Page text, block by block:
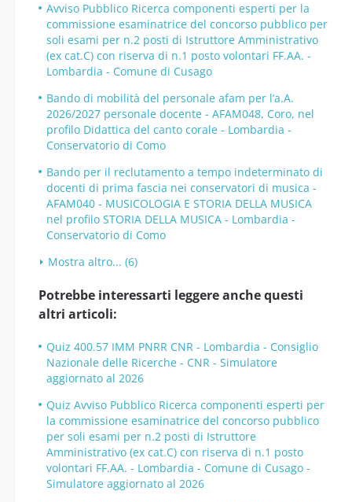
Avviso Pubblico Ricerca componenti esperti per la
commissione esaminatrice del concorso pubblico per
soli esami per n.2 posti di Istruttore Amministrativo
(ex cat.C) con riserva di n.1 posto volontari FF.AA. -
Lombardia - Comune di Cusago
Bando di mobilità del personale afam per l’a.A.
2026/2027 personale docente - AFAM048, Coro, nel
profilo Didattica del canto corale - Lombardia -
Conservatorio di Como
Bando per il reclutamento a tempo indeterminato di
docenti di prima fascia nei conservatori di musica -
AFAM040 - MUSICOLOGIA E STORIA DELLA MUSICA
nel profilo STORIA DELLA MUSICA - Lombardia -
Conservatorio di Como
Mostra altro... (6)
Potrebbe interessarti leggere anche questi
altri articoli:
Quiz 400.57 IMM PNRR CNR - Lombardia - Consiglio
Nazionale delle Ricerche - CNR - Simulatore
aggiornato al 2026
Quiz Avviso Pubblico Ricerca componenti esperti per
la commissione esaminatrice del concorso pubblico
per soli esami per n.2 posti di Istruttore
Amministrativo (ex cat.C) con riserva di n.1 posto
volontari FF.AA. - Lombardia - Comune di Cusago -
Simulatore aggiornato al 2026